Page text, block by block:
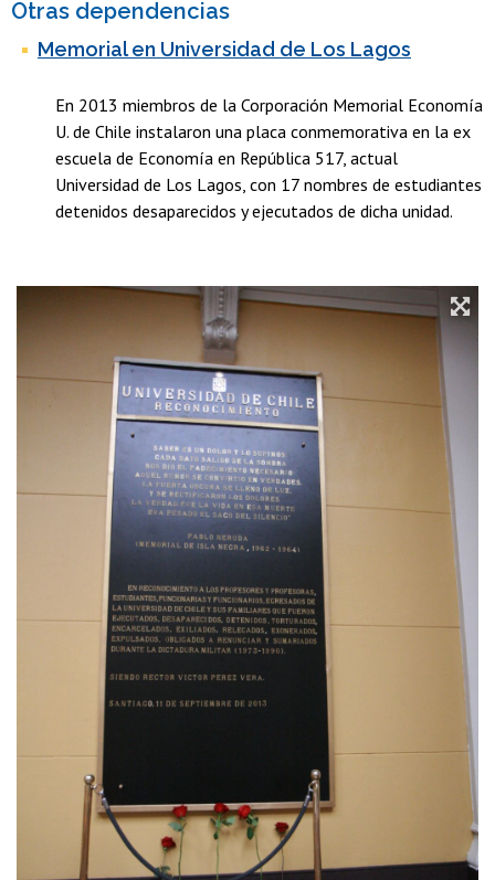
Otras dependencias
Memorial en Universidad de Los Lagos
En 2013 miembros de la Corporación Memorial Economía
U. de Chile instalaron una placa conmemorativa en la ex
escuela de Economía en República 517, actual
Universidad de Los Lagos, con 17 nombres de estudiantes
detenidos desaparecidos y ejecutados de dicha unidad.